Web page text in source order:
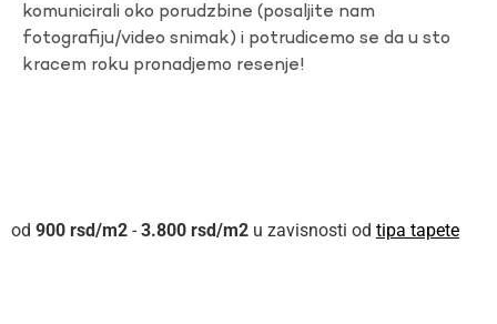
komunicirali oko porudzbine (posaljite nam
fotografiju/video snimak) i potrudicemo se da u sto
kracem roku pronadjemo resenje!
900 rsd - 3.800 rsd u zavisnosti od tipa tapete